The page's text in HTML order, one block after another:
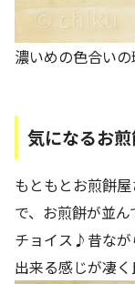
濃いめの色合いの
気になるお煎
もともとお煎餅
で、お煎餅が並
チョイス♪昔なが
出来る感じが凄く